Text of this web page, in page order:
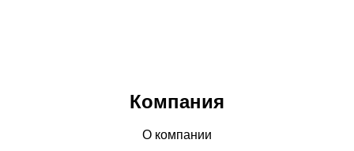
Компания
О компании